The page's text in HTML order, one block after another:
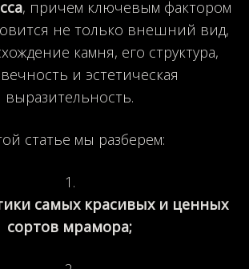
, причем ключевым фактором
не только внешний вид,
камня, его структура,
и эстетическая
выразительность.
статье мы разберем:
самых красивых и ценных
сортов мрамора;